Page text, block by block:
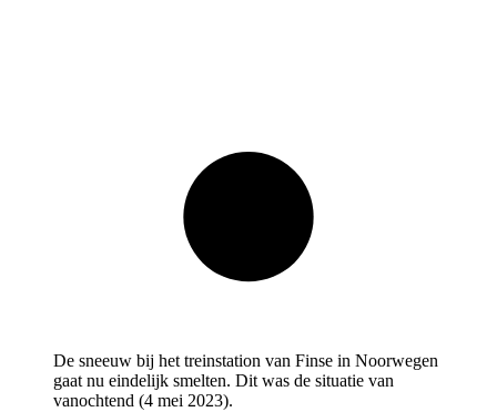
De sneeuw bij het treinstation van Finse in Noorwegen
gaat nu eindelijk smelten. Dit was de situatie van
vanochtend (4 mei 2023).